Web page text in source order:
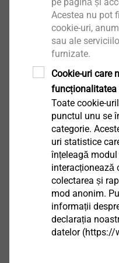
Software
Configuratorii
Acestea nu pot
cookie-uri,
sau ale
furnizate.
Cookie-uri care
funcționalitatea
Toate cookie-
punctul unu se
categorie.
uri statistice
înțeleagă
interacționează
colectarea și
mod anonim.
informații
declarația
datelor (https://